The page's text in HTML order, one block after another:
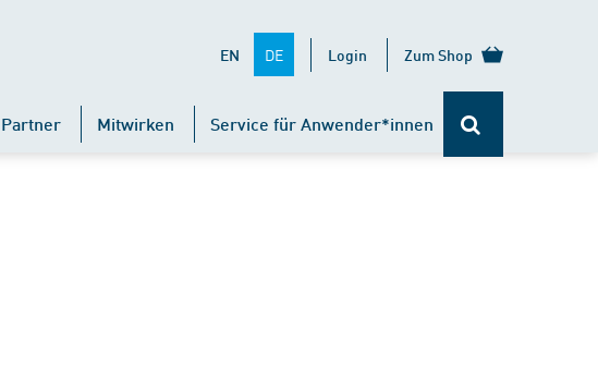
EN DE Login Zum Shop
Mitwirken Service für Anwender*innen